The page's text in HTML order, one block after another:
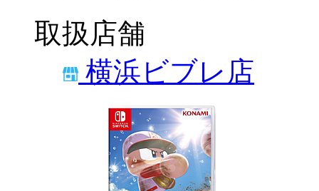
取扱店舗
横浜ビブレ店